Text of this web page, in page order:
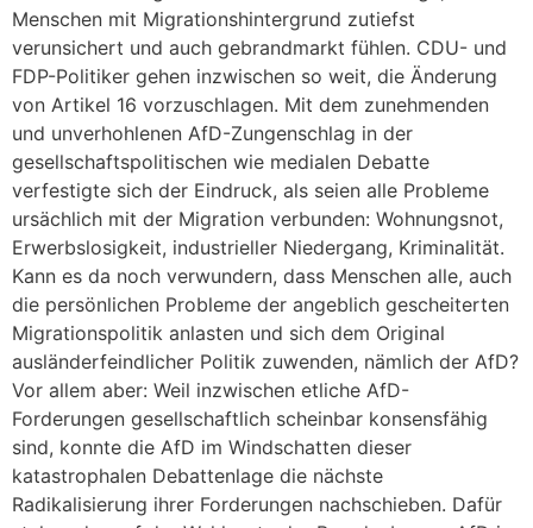
Menschen mit Migrationshintergrund zutiefst
verunsichert und auch gebrandmarkt fühlen. CDU- und
FDP-Politiker gehen inzwischen so weit, die Änderung
von Artikel 16 vorzuschlagen. Mit dem zunehmenden
und unverhohlenen AfD-Zungenschlag in der
gesellschaftspolitischen wie medialen Debatte
verfestigte sich der Eindruck, als seien alle Probleme
ursächlich mit der Migration verbunden: Wohnungsnot,
Erwerbslosigkeit, industrieller Niedergang, Kriminalität.
Kann es da noch verwundern, dass Menschen alle, auch
die persönlichen Probleme der angeblich gescheiterten
Migrationspolitik anlasten und sich dem Original
ausländerfeindlicher Politik zuwenden, nämlich der AfD?
Vor allem aber: Weil inzwischen etliche AfD-
Forderungen gesellschaftlich scheinbar konsensfähig
sind, konnte die AfD im Windschatten dieser
katastrophalen Debattenlage die nächste
Radikalisierung ihrer Forderungen nachschieben. Dafür